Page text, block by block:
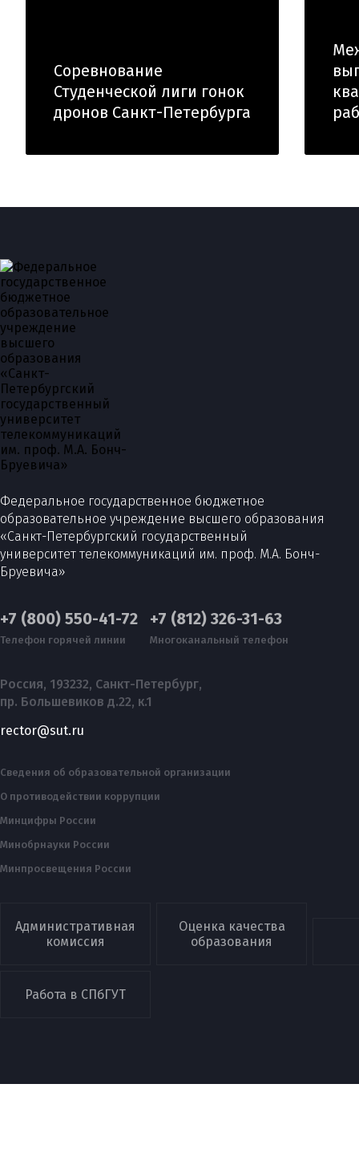
Соревнование
Студенческой лиги гонок
дронов Санкт-Петербурга
Федеральное государственное бюджетное
образовательное учреждение высшего образования
«Санкт-Петербургский государственный
университет телекоммуникаций им. проф. М.А. Бонч-
Бруевича»
+7 (800) 550-41-72
Телефон горячей линии
+7 (812) 326-31-63
Многоканальный телефон
Россия, 193232, Санкт-Петербург,
пр. Большевиков д.22, к.1
rector@sut.ru
Сведения об образовательной организации
О противодействии коррупции
Минцифры России
Минобрнауки России
Минпросвещения России
Административная
комиссия
Оценка качества
образования
Работа в СПбГУТ